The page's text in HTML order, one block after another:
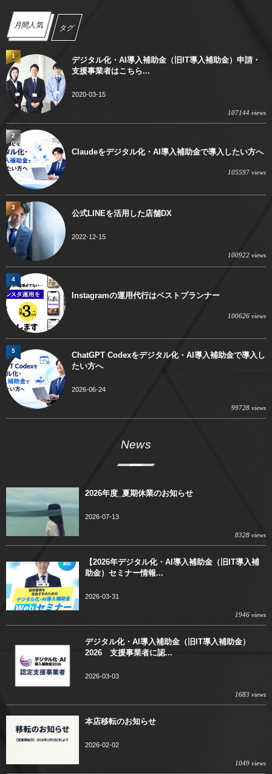
月間人気 タグ
デジタル化・AI導入補助金（旧IT導入補助金）申請・
支援事業者はこちら...
2020-03-15
107144 views
1
Claudeをデジタル化・AI導入補助金で導入したい方へ
105597 views
2
公式LINEを活用した店舗DX
2022-12-15
100922 views
3
Instagramの運用代行はベストプランナー
100626 views
4
ChatGPT Codexをデジタル化・AI導入補助金で導入し
たい方へ
2026-06-24
99728 views
5
News
2026年度_夏期休業のお知らせ
2026-07-13
8328 views
【2026年デジタル化・AI導入補助金（旧IT導入補
助金）セミナー情報...
2026-03-31
1946 views
デジタル化・AI導入補助金（旧IT導入補助金）
2026 支援事業者に認...
2026-03-03
1683 views
本店移転のお知らせ
2026-02-02
1049 views